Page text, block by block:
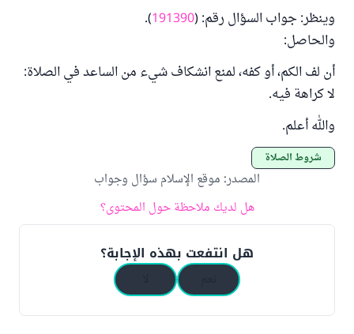
وينظر: جواب السؤال رقم: (191390
).
والحاصل:
أن لف الكم، أو كفه، لمنع انشكاف شيء من الساعد في الصلاة:
لا كراهة فيه.
والله أعلم.
شروط الصلاة
المصدر: موقع الإسلام سؤال وجواب
هل لديك ملاحظة حول المحتوى؟
هل انتفعت بهذه الإجابة؟